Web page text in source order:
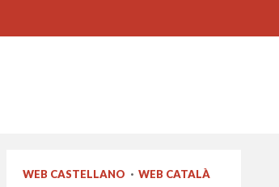
WEB CASTELLANO · WEB CATALÀ